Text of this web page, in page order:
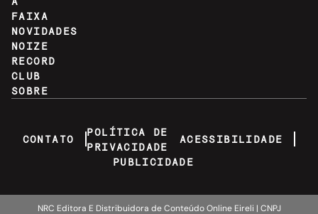
FAIXA
NOVIDADES
NOIZE
RECORD
CLUB
SOBRE
CONTATO
POLÍTICA DE
PRIVACIDADE
ACESSIBILIDADE
PUBLICIDADE
NRC Editora E Distribuidora de Conteúdo Online Eireli | CNPJ